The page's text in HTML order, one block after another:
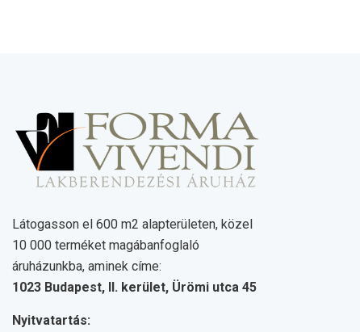
Látogasson el 600 m2 alapterületen, közel
10 000 terméket magábanfoglaló
áruházunkba, aminek címe:
1023 Budapest, II. kerület, Ürömi utca 45
Nyitvatartás: